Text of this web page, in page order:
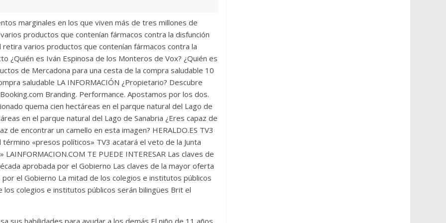
marginales en los que viven más de tres millones de
productos que contenían fármacos contra la disfunción
varios productos que contenían fármacos contra la
¿Quién es Iván Espinosa de los Monteros de Vox? ¿Quién es
de Mercadona para una cesta de la compra saludable 10
saludable LA INFORMACIÓN ¿Propietario? Descubre
Branding. Performance. Apostamos por los dos.
quema cien hectáreas en el parque natural del Lago de
en el parque natural del Lago de Sanabria ¿Eres capaz de
de encontrar un camello en esta imagen? HERALDO.ES TV3
«presos políticos» TV3 acatará el veto de la Junta
TE PUEDE INTERESAR Las claves de
aprobada por el Gobierno Las claves de la mayor oferta
el Gobierno La mitad de los colegios e institutos públicos
colegios e institutos públicos serán bilingües Brit el